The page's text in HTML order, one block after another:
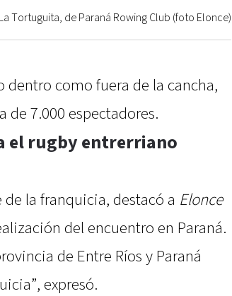
Tortuguita, de Paraná Rowing Club (foto Elonce)
dentro como fuera de la cancha,
7.000 espectadores.
el rugby entrerriano
la franquicia, destacó a Elonce
del encuentro en Paraná.
de Entre Ríos y Paraná
expresó.